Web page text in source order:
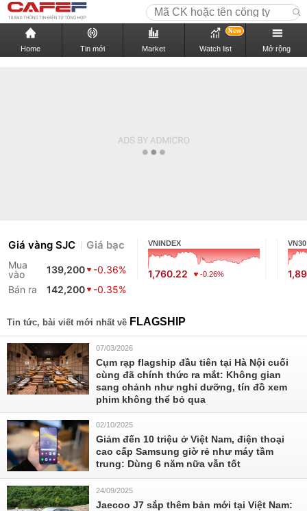
Home Tin mới Market Watch list
New
Mở rộng
Giá vàng SJC Giá bạc
Mua
vào
139,200
-0.36%
Bán ra
142,200 -0.35%
VNINDEX
1,760.22 -0.26%
VN30
Tin tức, bài viết mới nhất về FLAGSHIP
07/03/2026
Cụm rạp flagship đầu tiên tại Hà Nội cuối
cùng đã chính thức ra mắt: Không gian
sang chảnh như nghỉ dưỡng, tín đồ xem
phim không thể bỏ qua
02/10/2025
Giảm đến 10 triệu ở Việt Nam, điện thoại
cao cấp Samsung giờ rẻ như máy tầm
trung: Dùng 6 năm nữa vẫn tốt
24/09/2025
Jaecoo J7 sắp thêm bản mới tại Việt Nam: